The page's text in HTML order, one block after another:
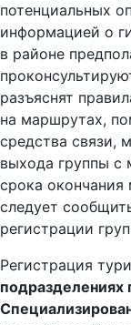
потенциальных
информацией о
в районе
разъяснят
на маршрутах,
средства связи,
выхода группы с
срока
следует
регистрации
Регистрация
подразделениях